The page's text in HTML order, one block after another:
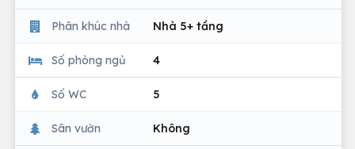
Phân khúc nhà Nhà 5+ tầng
Số phòng ngủ 4
Số WC 5
Sân vườn Không